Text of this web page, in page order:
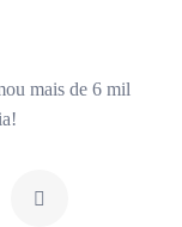
mais de 6 mil